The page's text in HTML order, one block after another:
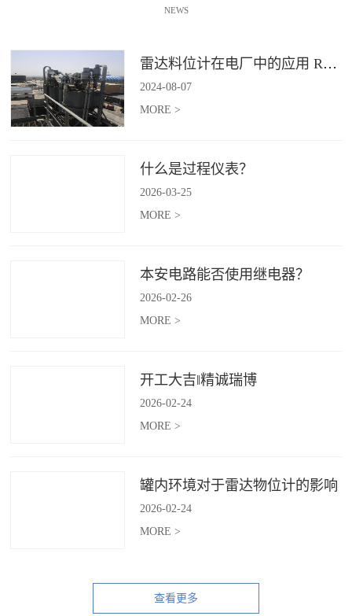
NEWS
雷达料位计在电厂中的应用 RBRDZB-71-6-C
2024-08-07
MORE >
什么是过程仪表？
2026-03-25
MORE >
本安电路能否使用继电器？
2026-02-26
MORE >
开工大吉‖精诚瑞博
2026-02-24
MORE >
罐内环境对于雷达物位计的影响
2026-02-24
MORE >
查看更多